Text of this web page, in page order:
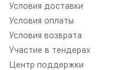
Условия доставки
Условия оплаты
Условия возврата
Участие в тендерах
Центр поддержки